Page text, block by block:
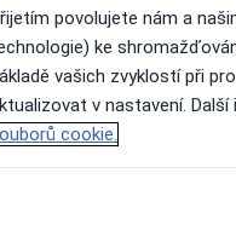
Skřontová
povolujete nám a
ke
vašich zvyklostí při
v nastavení.
cookie.